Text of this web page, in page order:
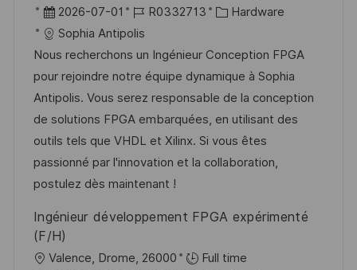
f
f
e
n
t
l
i
c
h
u
n
g
r
t
D
a
t
u
m
d
e
r
V
r
2026-07-01
J
o
b
-
I
D
R0332713
K
t
e
g
o
r
i
Hardware
Sophia Antipolis
Nous recherchons un Ingénieur Conception FPGA
pour rejoindre notre équipe dynamique à Sophia
Antipolis. Vous serez responsable de la conception
de solutions FPGA embarquées, en utilisant des
outils tels que VHDL et Xilinx. Si vous êtes
passionné par l'innovation et la collaboration,
postulez dès maintenant !
Ingénieur développement FPGA expérimenté
(F/H)
O Valence, Drome, 26000
Full time